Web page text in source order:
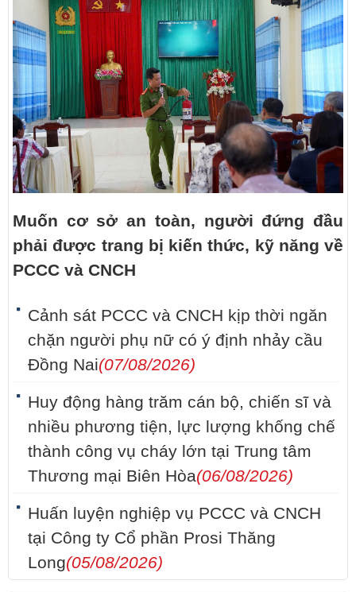
Muốn cơ sở an toàn, người đứng đầu
phải được trang bị kiến thức, kỹ năng về
PCCC và CNCH
Cảnh sát PCCC và CNCH kịp thời ngăn
chặn người phụ nữ có ý định nhảy cầu
Đồng Nai(07/08/2026)
Huy động hàng trăm cán bộ, chiến sĩ và
nhiều phương tiện, lực lượng khống chế
thành công vụ cháy lớn tại Trung tâm
Thương mại Biên Hòa(06/08/2026)
Huấn luyện nghiệp vụ PCCC và CNCH
tại Công ty Cổ phần Prosi Thăng
Long(05/08/2026)